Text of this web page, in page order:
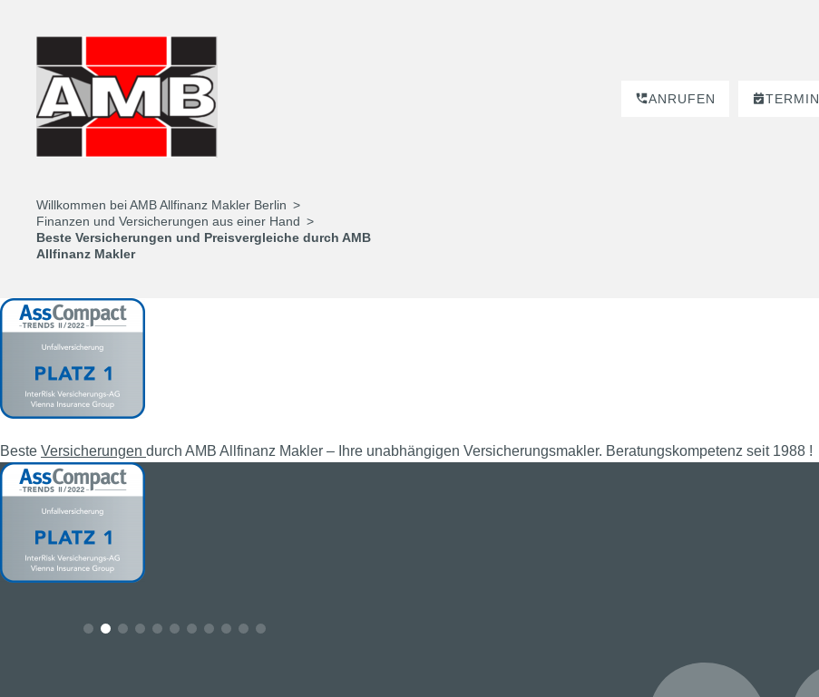
ANRUFEN TERMIN
Willkommen bei AMB Allfinanz Makler Berlin
Finanzen und Versicherungen aus einer Hand
Beste Versicherungen und Preisvergleiche durch AMB
Allfinanz Makler
Beste Versicherungen durch AMB Allfinanz Makler – Ihre unabhängigen Versicherungsmakler. Beratungskompetenz seit 1988 !